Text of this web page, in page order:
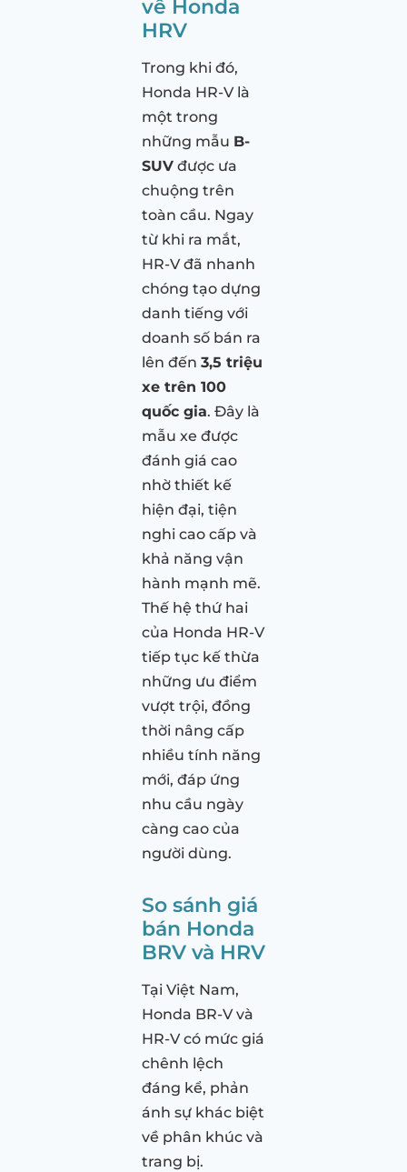
về Honda
HRV
Trong khi đó,
Honda HR-V là
một trong
những mẫu B-
SUV được ưa
chuộng trên
toàn cầu. Ngay
từ khi ra mắt,
HR-V đã nhanh
chóng tạo dựng
danh tiếng với
doanh số bán ra
lên đến 3,5 triệu
xe trên 100
quốc gia. Đây là
mẫu xe được
đánh giá cao
nhờ thiết kế
hiện đại, tiện
nghi cao cấp và
khả năng vận
hành mạnh mẽ.
Thế hệ thứ hai
của Honda HR-V
tiếp tục kế thừa
những ưu điểm
vượt trội, đồng
thời nâng cấp
nhiều tính năng
mới, đáp ứng
nhu cầu ngày
càng cao của
người dùng.
So sánh giá
bán Honda
BRV và HRV
Tại Việt Nam,
Honda BR-V và
HR-V có mức giá
chênh lệch
đáng kể, phản
ánh sự khác biệt
về phân khúc và
trang bị.